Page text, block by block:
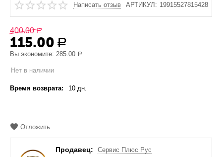
Написать отзыв АРТИКУЛ: 19915527815428
400.00 Р
115.00 Р
Вы экономите:285.00 Р
Нет в наличии
Время возврата: 10 дн.
Отложить
Продавец:
Сервис Плюс Рус